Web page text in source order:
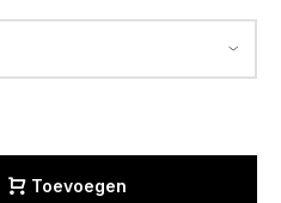
Toevoegen